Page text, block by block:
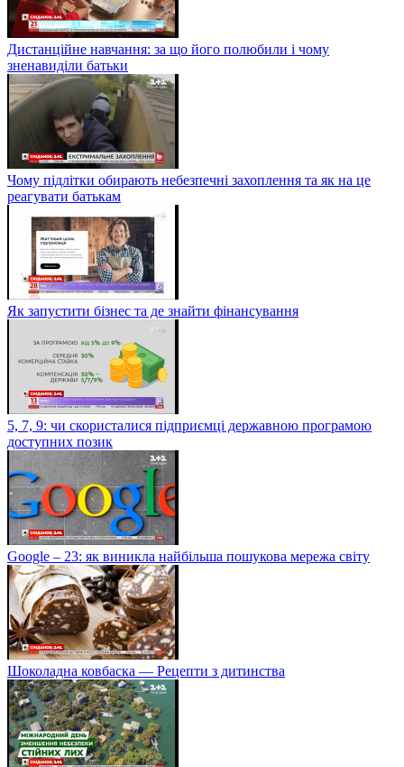
Дистанційне навчання: за що його полюбили і чому
зненавиділи батьки
Чому підлітки обирають небезпечні захоплення та як на це
реагувати батькам
Як запустити бізнес та де знайти фінансування
5, 7, 9: чи скористалися підприємці державною програмою
доступних позик
Google – 23: як виникла найбільша пошукова мережа світу
Шоколадна ковбаска — Рецепти з дитинства